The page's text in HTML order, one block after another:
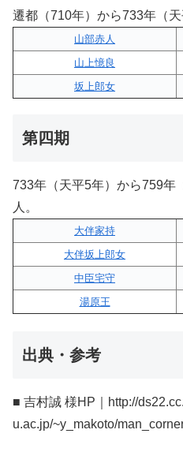
遷都（710年）から733年（
山部赤人
山上憶良
坂上郎女
第四期
733年（天平5年）から759年
人。
大伴家持
大伴坂上郎女
中臣宅守
湯原王
出典・参考
■ 吉村誠 様HP｜http://
u.ac.jp/~y_makoto/